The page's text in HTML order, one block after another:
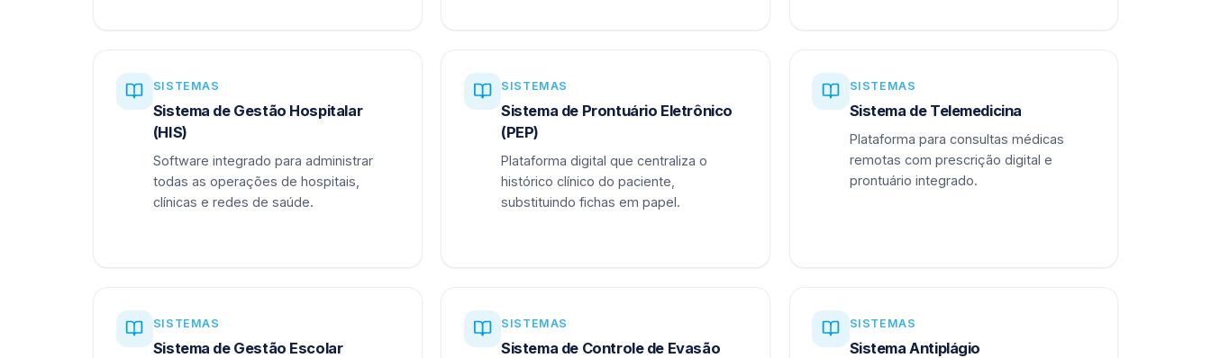
SISTEMAS
Sistema de Gestão Hospitalar
(HIS)
Software integrado para administrar
todas as operações de hospitais,
clínicas e redes de saúde.
SISTEMAS
Sistema de Prontuário Eletrônico
(PEP)
Plataforma digital que centraliza o
histórico clínico do paciente,
substituindo fichas em papel.
SISTEMAS
Sistema de Telemedicina
Plataforma para consultas médicas
remotas com prescrição digital e
prontuário integrado.
SISTEMAS
Sistema de Gestão Escolar
SISTEMAS
Sistema de Controle de Evasão
SISTEMAS
Sistema Antiplágio